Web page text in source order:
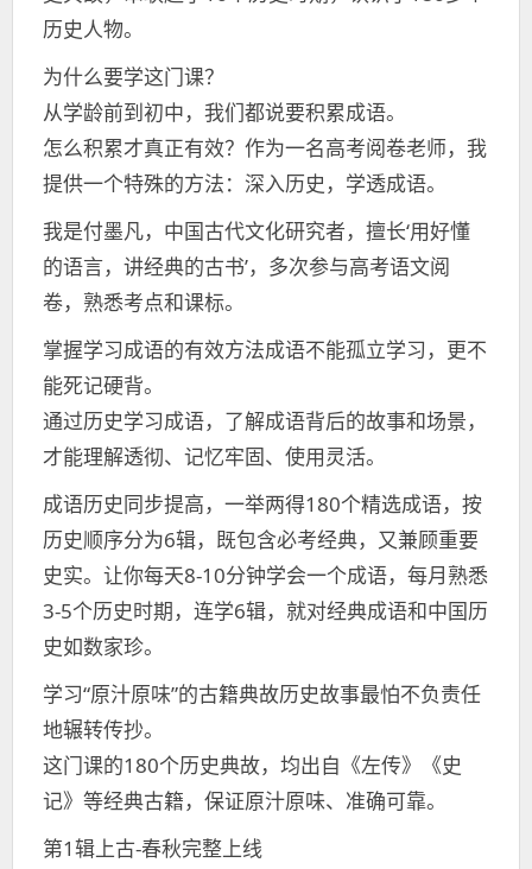
历史人物。
为什么要学这门课？
从学龄前到初中，我们都说要积累成语。
怎么积累才真正有效？作为一名高考阅卷老师，我
提供一个特殊的方法：深入历史，学透成语。
我是付墨凡，中国古代文化研究者，擅长‘用好懂
的语言，讲经典的古书’，多次参与高考语文阅
卷，熟悉考点和课标。
掌握学习成语的有效方法成语不能孤立学习，更不
能死记硬背。
通过历史学习成语，了解成语背后的故事和场景，
才能理解透彻、记忆牢固、使用灵活。
成语历史同步提高，一举两得180个精选成语，按
历史顺序分为6辑，既包含必考经典，又兼顾重要
史实。让你每天8-10分钟学会一个成语，每月熟悉
3-5个历史时期，连学6辑，就对经典成语和中国历
史如数家珍。
学习“原汁原味”的古籍典故历史故事最怕不负责任
地辗转传抄。
这门课的180个历史典故，均出自《左传》《史
记》等经典古籍，保证原汁原味、准确可靠。
第1辑上古-春秋完整上线